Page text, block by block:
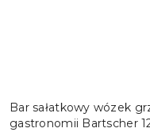
Bar sałatkowy wózek
gastronomii Bartscher